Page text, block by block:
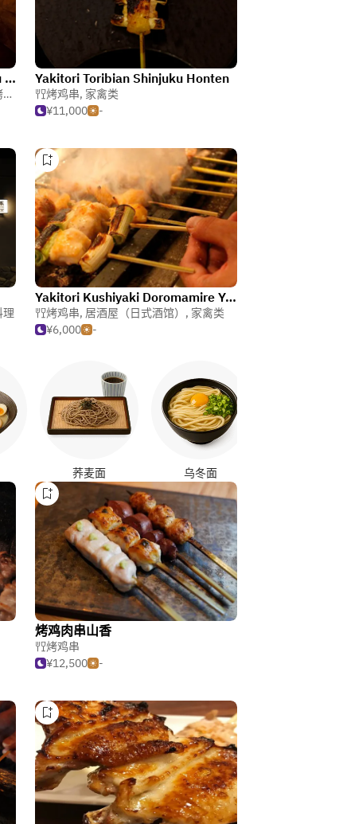
Koshitu Izakaya Banya Shinjuku Higashiguchi Yakitori Toribian Shinjuku Honten
烤鸡串, 家禽类
¥11,000
-
理
Yakitori Kushiyaki Doromamire Yotsuya Honten
烤鸡串, 居酒屋（日式酒馆） , 家禽类
¥6,000
-
荞麦面 乌冬面
烤鸡肉串山香
烤鸡串
¥12,500
-